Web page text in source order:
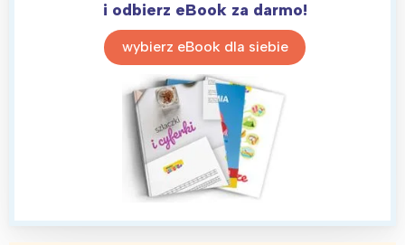
i odbierz eBook za darmo!
wybierz eBook dla siebie
Łódź
Trójmiasto
Wrocław
Kraków
Południe
Północ
Wszystkie
Wybieram